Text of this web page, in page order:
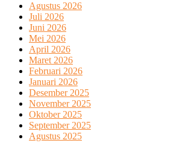
Agustus 2026
Juli 2026
Juni 2026
Mei 2026
April 2026
Maret 2026
Februari 2026
Januari 2026
Desember 2025
November 2025
Oktober 2025
September 2025
Agustus 2025